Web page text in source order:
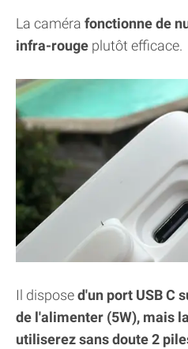
La caméra fonctionne de
infra-rouge plutôt efficace.
Il disposed'un port USB C
de l'alimenter (5W), mais
utiliserez sans doute 2